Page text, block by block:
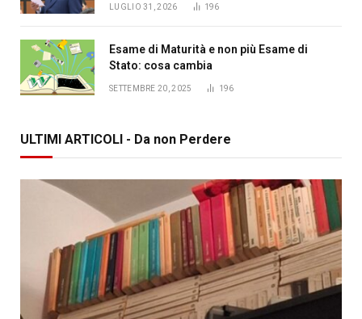
LUGLIO 31, 2026 196
Esame di Maturità e non più Esame di
Stato: cosa cambia
SETTEMBRE 20, 2025 196
ULTIMI ARTICOLI - Da non Perdere